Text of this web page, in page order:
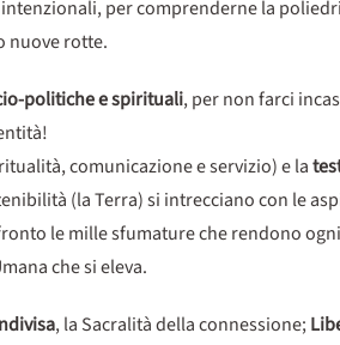
per comprenderne la
nuove rotte.
politiche e spirituali, per non farci
comunicazione e servizio) e la
(la Terra) si intrecciano con le
le mille sfumature che rendono
che si eleva.
, la Sacralità della connessione;